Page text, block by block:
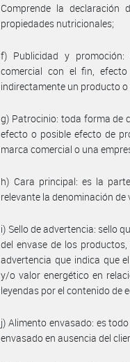
Comprende la
propiedades nutricionales;
f) Publicidad y promoción:
comercial con el fin,
indirectamente un producto o
g) Patrocinio: toda forma de
efecto o posible efecto de
marca comercial o una
h) Cara principal: es la
relevante la denominación de
i) Sello de advertencia: sello
del envase de los
advertencia que indica que
y/o valor energético en
leyendas por el contenido de
j) Alimento envasado: es
envasado en ausencia del